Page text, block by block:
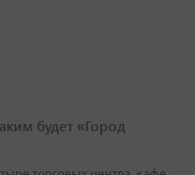
будет «Город